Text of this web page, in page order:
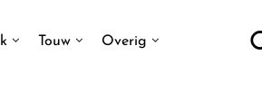
Touw Overig